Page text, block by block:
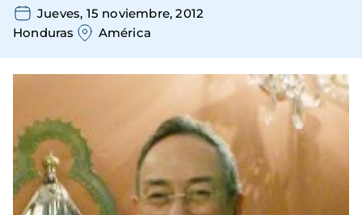
Jueves, 15 noviembre, 2012
Honduras
América